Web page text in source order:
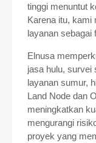
tinggi menuntut
Karena itu, kami
layanan sebagai
Elnusa
jasa hulu, survei
layanan sumur,
Land Node dan
meningkatkan
mengurangi
proyek yang